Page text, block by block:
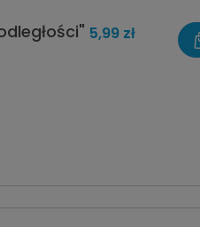
5,99 zł